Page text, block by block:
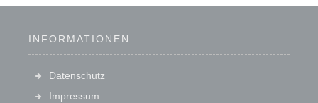
INFORMATIONEN
Datenschutz
Impressum